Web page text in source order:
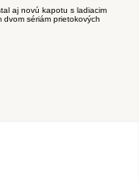
aj novú kapotu s ladiacim
sériám prietokových